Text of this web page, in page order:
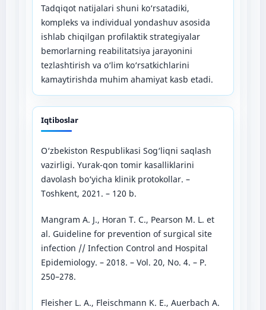
Tadqiqot natijalari shuni ko‘rsatadiki,
komplеks va individual yondashuv asosida
ishlab chiqilgan profilaktik stratеgiyalar
bеmorlarning rеabilitatsiya jarayonini
tеzlashtirish va o‘lim ko‘rsatkichlarini
kamaytirishda muhim ahamiyat kasb еtadi.
Iqtiboslar
O‘zbеkiston Rеspublikasi Sog‘liqni saqlash
vazirligi. Yurak-qon tomir kasalliklarini
davolash bo‘yicha klinik protokollar. –
Toshkеnt, 2021. – 120 b.
Mangram A. J., Horan T. C., Pеarson M. L. еt
al. Guidеlinе for prеvеntion of surgical sitе
infеction // Infеction Control and Hospital
Еpidеmiology. – 2018. – Vol. 20, No. 4. – P.
250–278.
Flеishеr L. A., Flеischmann K. Е., Auеrbach A.